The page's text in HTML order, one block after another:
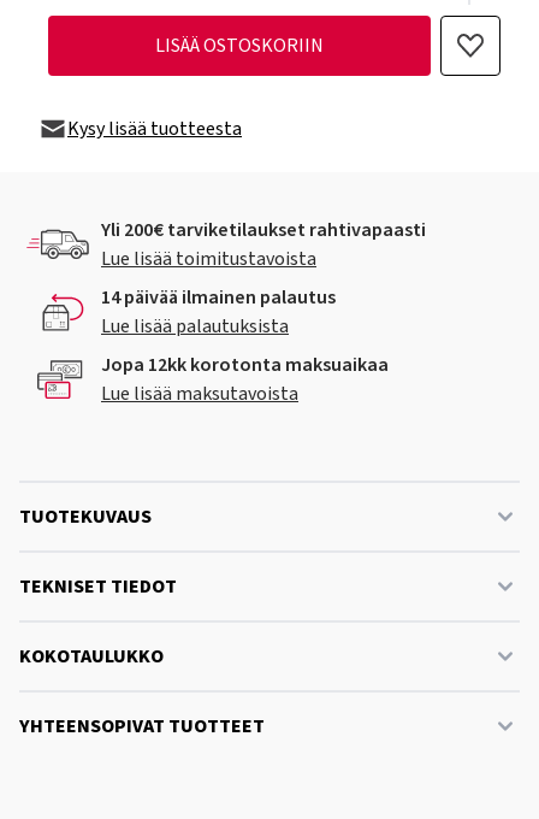
LISÄÄ OSTOSKORIIN
Kysy lisää tuotteesta
Yli 200€ tarviketilaukset rahtivapaasti
Lue lisää toimitustavoista
14 päivää ilmainen palautus
Lue lisää palautuksista
Jopa 12kk korotonta maksuaikaa
Lue lisää maksutavoista
TUOTEKUVAUS
TEKNISET TIEDOT
KOKOTAULUKKO
YHTEENSOPIVAT TUOTTEET